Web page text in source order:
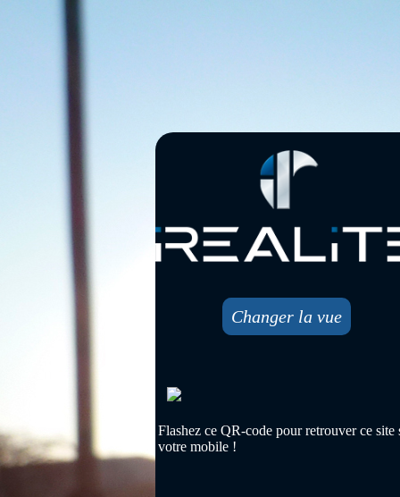
Changer la vue
Flashez ce QR-code pour retrouver ce site
votre mobile !